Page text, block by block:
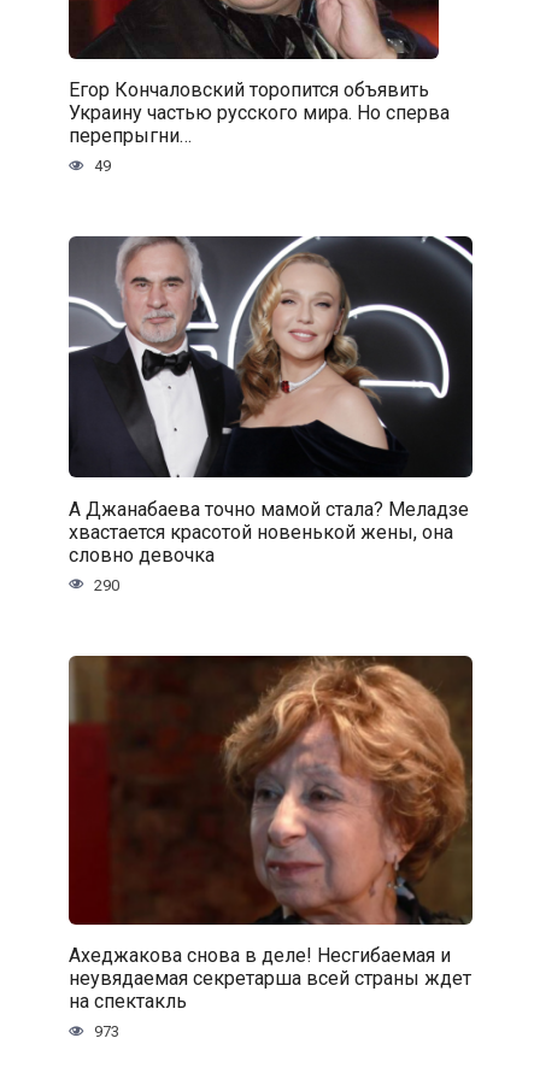
Егор Кончаловский торопится объявить
Украину частью русского мира. Но сперва
перепрыгни…
49
А Джанабаева точно мамой стала? Меладзе
хвастается красотой новенькой жены, она
словно девочка
290
Ахеджакова снова в деле! Несгибаемая и
неувядаемая секретарша всей страны ждет
на спектакль
973